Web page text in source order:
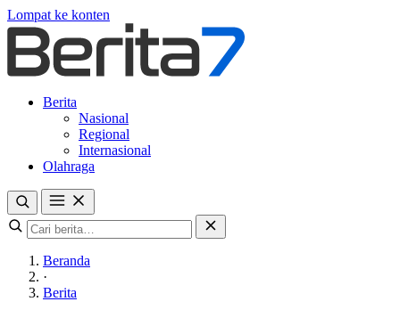
Lompat ke konten
Berita
Nasional
Regional
Internasional
Olahraga
Beranda
·
Berita